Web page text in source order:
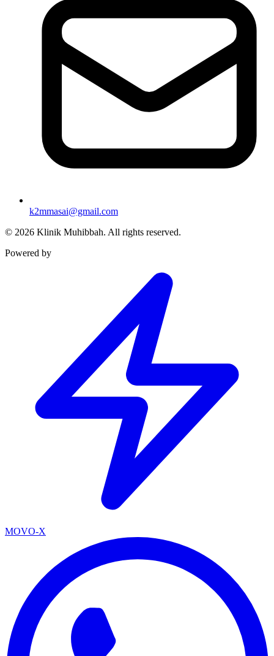
k2mmasai@gmail.com
© 2026 Klinik Muhibbah. All rights reserved.
Powered by
MOVO-X